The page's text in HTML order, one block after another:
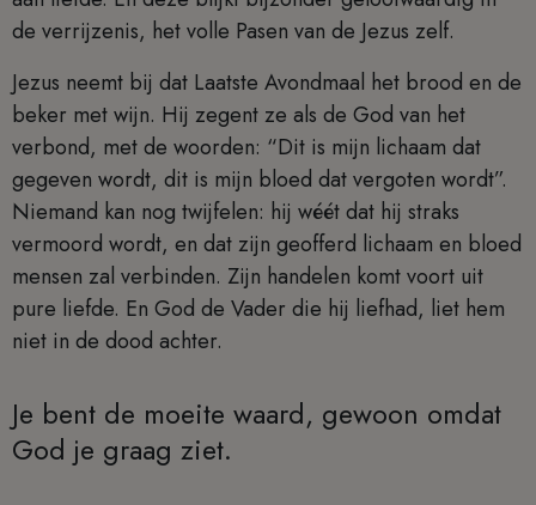
de verrijzenis, het volle Pasen van de Jezus zelf.
Jezus neemt bij dat Laatste Avondmaal het brood en de
beker met wijn. Hij zegent ze als de God van het
verbond, met de woorden: “Dit is mijn lichaam dat
gegeven wordt, dit is mijn bloed dat vergoten wordt”.
Niemand kan nog twijfelen: hij wéét dat hij straks
vermoord wordt, en dat zijn geofferd lichaam en bloed
mensen zal verbinden. Zijn handelen komt voort uit
pure liefde. En God de Vader die hij liefhad, liet hem
niet in de dood achter.
Je bent de moeite waard, gewoon omdat
God je graag ziet.